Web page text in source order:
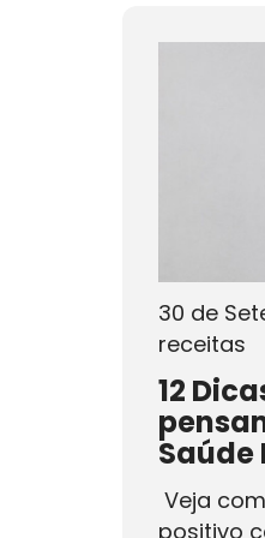
30 de
receitas
12
Saúde
Veja
positivo